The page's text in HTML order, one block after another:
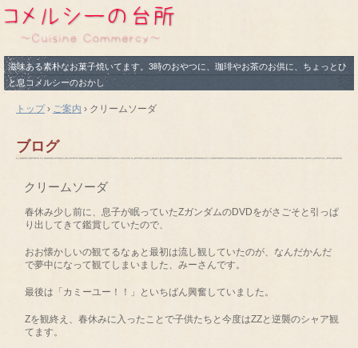
滋味ある素朴なお菓子焼いてます。3時のおやつに、珈琲やお茶のお供に、ちょっとひ
と息コメルシーのおかし
トップ› ご案内 › クリームソーダ
ブログ
クリームソーダ
春休み少し前に、息子が眠っていたZガンダムのDVDをがさごそと引っぱ
り出してきて鑑賞していたので、
おお懐かしいの観てるなぁと最初は流し観していたのが、なんだかんだ
で夢中になって観てしまいました、みーさんです。
最後は「カミーユー！！」といちばん興奮していました。
Zを観終え、春休みに入ったことで子供たちと今度はZZと逆襲のシャア観
てます。